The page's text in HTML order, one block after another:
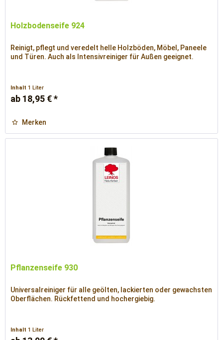
Holzbodenseife 924
Reinigt, pflegt und veredelt helle Holzböden, Möbel, Paneele
und Türen. Auch als Intensivreiniger für Außen geeignet.
Inhalt1 Liter
ab 18,95 € *
Merken
Pflanzenseife 930
Universalreiniger für alle geölten, lackierten oder gewachsten
Oberflächen. Rückfettend und hochergiebig.
Inhalt1 Liter